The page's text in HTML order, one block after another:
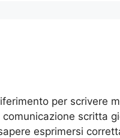
per scrivere
scritta
esprimersi